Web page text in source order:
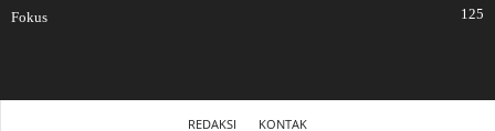
Fokus 125
REDAKSI KONTAK